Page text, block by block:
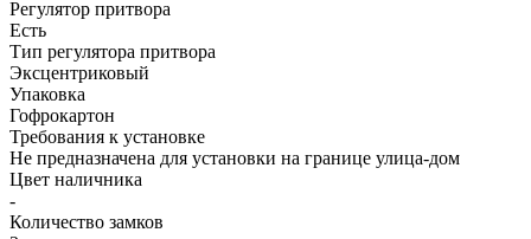
Регулятор притвора
Есть
Тип регулятора притвора
Эксцентриковый
Упаковка
Гофрокартон
Требования к установке
Не предназначена для установки на границе улица-дом
Цвет наличника
-
Количество замков